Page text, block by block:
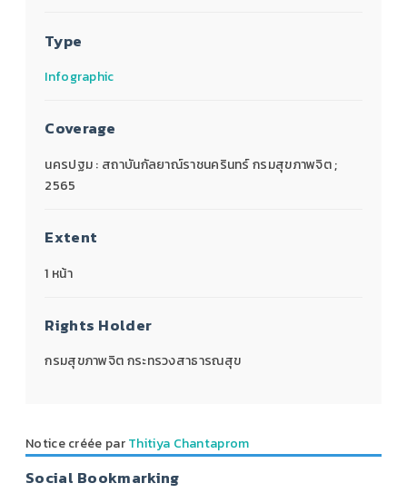
Type
Infographic
Coverage
นครปฐม : สถาบันกัลยาณ์ราชนครินทร์ กรมสุขภาพจิต ;
2565
Extent
1 หน้า
Rights Holder
กรมสุขภาพจิต กระทรวงสาธารณสุข
Notice créée parThitiya Chantaprom
Social Bookmarking